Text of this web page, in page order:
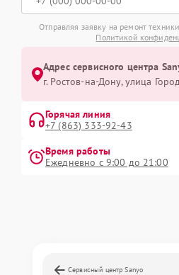
Отправляя заявку на ремонт
Политикой
Адрес сервисного центра
г. Ростов-на-Дону, улица
Горячая линия
+7 (863) 333-92-43
Время работы
Ежедневно с 9:00 до 21:00
Сервисный центр Sanyo